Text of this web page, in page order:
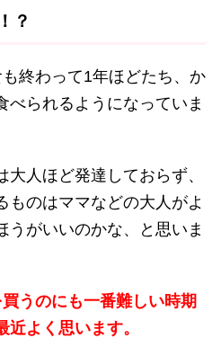
？
終わって1年ほどたち、か
べられるようになっていま
大人ほど発達しておらず、
ものはママなどの大人がよ
うがいいのかな、と思いま
うのにも一番難しい時期
よく思います。